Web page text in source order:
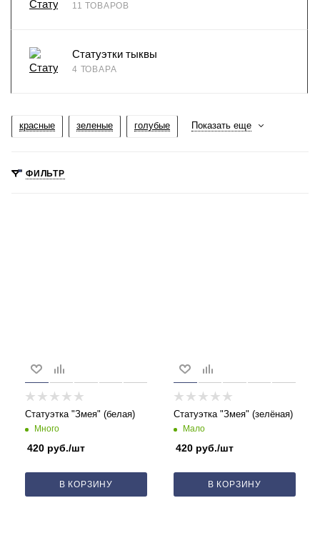
11 ТОВАРОВ
Статуэтки тыквы
4 ТОВАРА
красные зеленые голубые Показать еще
ФИЛЬТР
Статуэтка "Змея" (белая)
Много
420 руб./шт
В КОРЗИНУ
Статуэтка "Змея" (зелёная)
Мало
420 руб./шт
В КОРЗИНУ